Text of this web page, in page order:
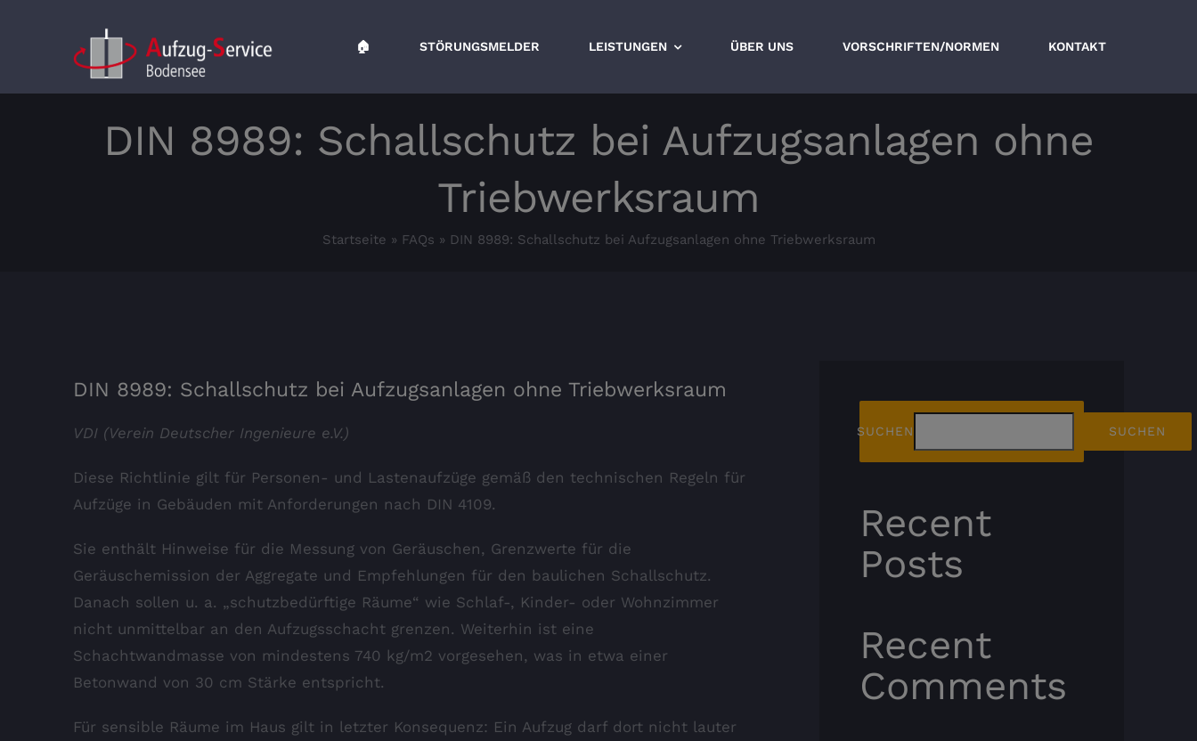
🏠 STÖRUNGSMELDER LEISTUNGEN ÜBER UNS VORSCHRIFTEN/NORMEN KONTAKT
DIN 8989: Schallschutz bei Aufzugsanlagen ohne
Triebwerksraum
Startseite » FAQs » DIN 8989: Schallschutz bei Aufzugsanlagen ohne Triebwerksraum
DIN 8989: Schallschutz bei Aufzugsanlagen ohne Triebwerksraum
VDI (Verein Deutscher Ingenieure e.V.)
Diese Richtlinie gilt für Personen- und Lastenaufzüge gemäß den technischen Regeln für
Aufzüge in Gebäuden mit Anforderungen nach DIN 4109.
Sie enthält Hinweise für die Messung von Geräuschen, Grenzwerte für die
Geräuschemission der Aggregate und Empfehlungen für den baulichen Schallschutz.
Danach sollen u. a. „schutzbedürftige Räume“ wie Schlaf-, Kinder- oder Wohnzimmer
nicht unmittelbar an den Aufzugsschacht grenzen. Weiterhin ist eine
Schachtwandmasse von mindestens 740 kg/m2 vorgesehen, was in etwa einer
Betonwand von 30 cm Stärke entspricht.
Für sensible Räume im Haus gilt in letzter Konsequenz: Ein Aufzug darf dort nicht lauter
SUCHEN SUCHEN
Recent
Posts
Recent
Comments